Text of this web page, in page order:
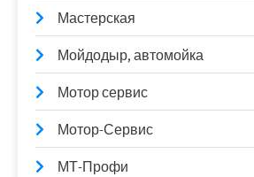
Мастерская
Мойдодыр, автомойка
Мотор сервис
Мотор-Сервис
МТ-Профи